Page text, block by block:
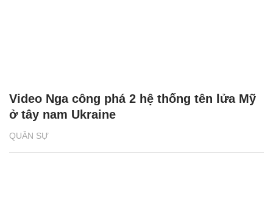
QUÂN SỰ
Video Nga công phá 2 hệ thống tên lửa Mỹ
ở tây nam Ukraine